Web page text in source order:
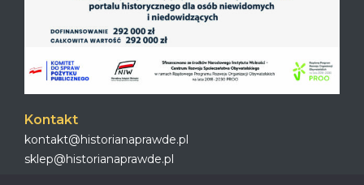
Kontakt
kontakt@historianaprawde.pl
sklep@historianaprawde.pl